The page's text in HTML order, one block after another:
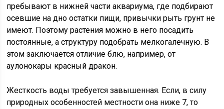
пребывают в нижней части аквариума, где подбирают
осевшие на дно остатки пищи, привычки рыть грунт не
имеют. Поэтому растения можно в него посадить
постоянные, а структуру подобрать мелкогалечную. В
этом заключается отличие блю, например, от
аулонокары красный дракон.
Жесткость воды требуется завышенная. Если, в силу
природных особенностей местности она ниже 7, то